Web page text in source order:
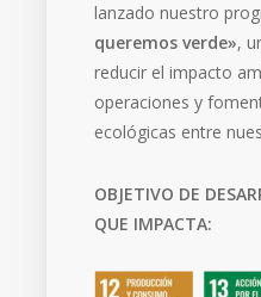
lanzado nuestro
queremos verde»,
reducir el impacto
operaciones y
ecológicas entre
OBJETIVO DE
QUE IMPACTA: